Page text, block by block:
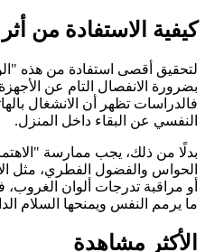
كيفية الاستفادة من
لتحقيق أقصى استفادة من هذه
بضرورة الانفصال التام عن الأجهزة
فالدراسات تظهر أن الانشغال
النفسي عن البقاء داخل المنزل.
بدلًا من ذلك، يجب ممارسة
الحواس والفضول الفطري، مثل
أو مراقبة تدرجات ألوان
ما يرمم النفس ويمنحها السلام
الأكثر مشاهدة